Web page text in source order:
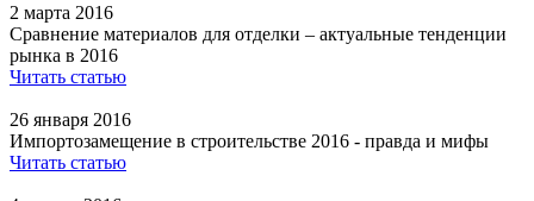
2 марта 2016
Сравнение материалов для отделки – актуальные тенденции
рынка в 2016
Читать статью
26 января 2016
Импортозамещение в строительстве 2016 - правда и мифы
Читать статью